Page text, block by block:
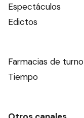
Espectáculos
Edictos
Farmacias de turno
Tiempo